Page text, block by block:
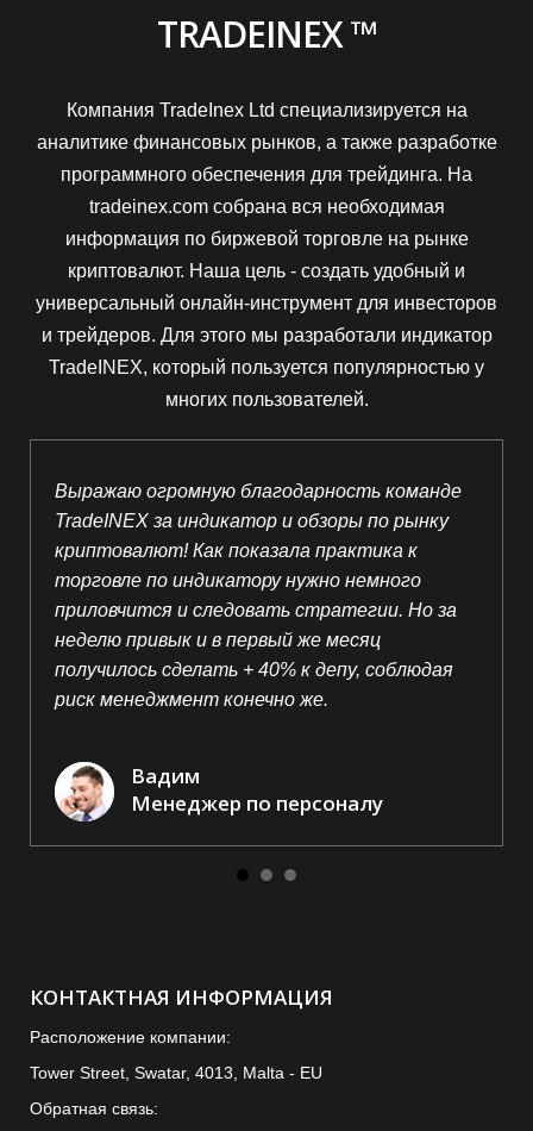
TRADEINEX ™
Компания TradeInex Ltd специализируется на
аналитике финансовых рынков, а также разработке
программного обеспечения для трейдинга. На
tradeinex.com собрана вся необходимая
информация по биржевой торговле на рынке
криптовалют. Наша цель - создать удобный и
универсальный онлайн-инструмент для инвесторов
и трейдеров. Для этого мы разработали индикатор
TradeINEX, который пользуется популярностью у
многих пользователей.
Выражаю огромную благодарность команде
TradeINEX за индикатор и обзоры по рынку
криптовалют! Как показала практика к
торговле по индикатору нужно немного
приловчится и следовать стратегии. Но за
неделю привык и в первый же месяц
получилось сделать + 40% к депу, соблюдая
риск менеджмент конечно же.
Вадим
Менеджер по персоналу
КОНТАКТНАЯ ИНФОРМАЦИЯ
Расположение компании:
Tower Street, Swatar, 4013, Malta - EU
Обратная связь: